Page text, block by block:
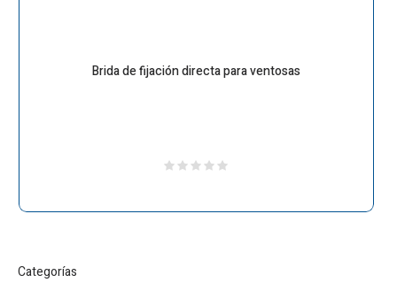
Brida de fijación directa para ventosas
Categorías